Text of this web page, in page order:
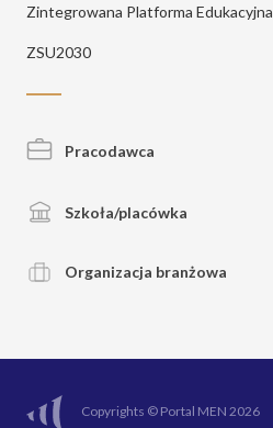
Zintegrowana Platforma Edukacyjna
ZSU2030
Pracodawca
Szkoła/placówka
Organizacja branżowa
Copyrights © Portal MEN 2026